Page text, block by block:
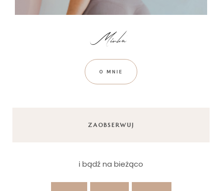
O MNIE
ZAOBSERWUJ
i bądź na bieżąco